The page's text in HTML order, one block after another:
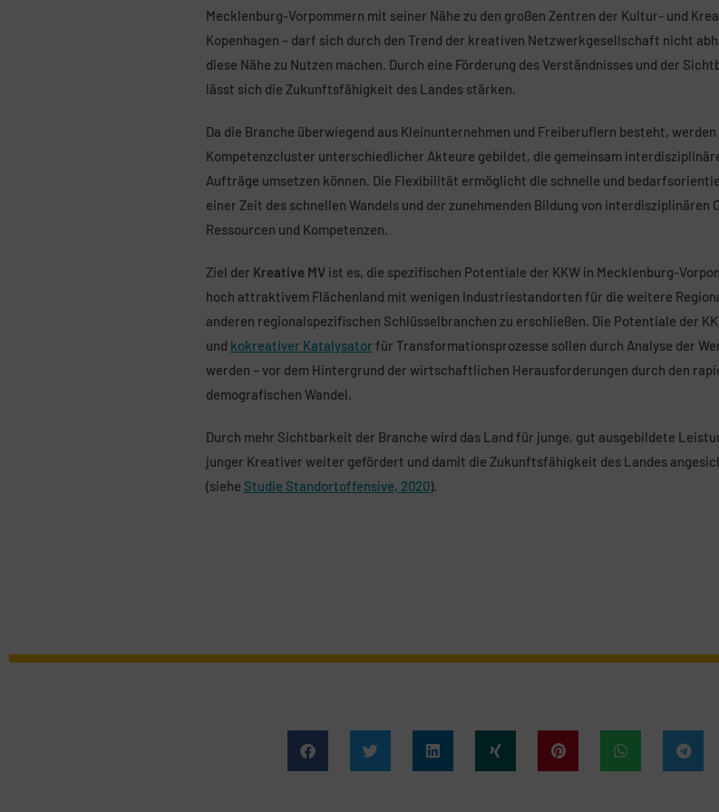
Mecklenburg-Vorpommern mit seiner Nähe zu den großen Zentren der Kultur- und
Kopenhagen – darf sich durch den Trend der kreativen Netzwerkgesellschaft nicht
diese Nähe zu Nutzen machen. Durch eine Förderung des Verständnisses und der
lässt sich die Zukunftsfähigkeit des Landes stärken.
Da die Branche überwiegend aus Kleinunternehmen und Freiberuflern besteht,
Kompetenzcluster unterschiedlicher Akteure gebildet, die gemeinsam
Aufträge umsetzen können. Die Flexibilität ermöglicht die schnelle und
einer Zeit des schnellen Wandels und der zunehmenden Bildung von interdisziplinären
Ressourcen und Kompetenzen.
Ziel der Kreative MVist es, die spezifischen Potentiale der KKW in Mecklenburg-
hoch attraktivem Flächenland mit wenigen Industriestandorten für die weitere
anderen regionalspezifischen Schlüsselbranchen zu erschließen. Die Potentiale der
und kokreativer Katalysator für Transformationsprozesse sollen durch Analyse der
werden – vor dem Hintergrund der wirtschaftlichen Herausforderungen durch den
demografischen Wandel.
Durch mehr Sichtbarkeit der Branche wird das Land für junge, gut ausgebildete
junger Kreativer weiter gefördert und damit die Zukunftsfähigkeit des Landes
(siehe Studie Standortoffensive, 2020).